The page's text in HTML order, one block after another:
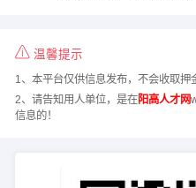
温馨提示
1、本平台仅供信息发布，不会收取押
2、请告知用人单位，是在阳高人才网
信息的！